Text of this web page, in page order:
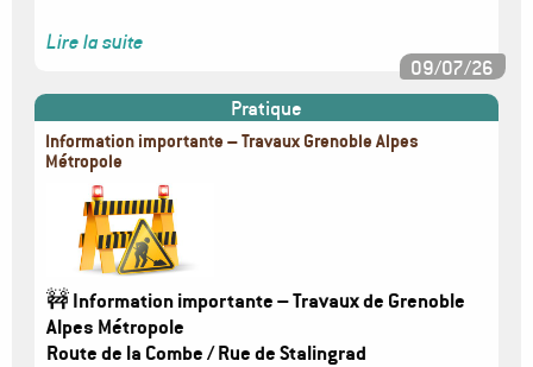
Lire la suite
09/07/26
Pratique
Information importante – Travaux Grenoble Alpes
Métropole
🚧Information importante – Travaux de Grenoble
Alpes Métropole
Route de la Combe / Rue de Stalingrad